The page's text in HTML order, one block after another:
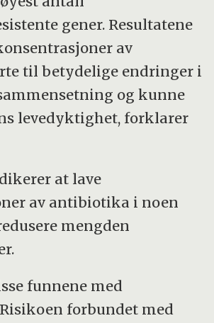
gener. Resultatene
av
til betydelige endringer i
og kunne
levedyktighet, forklarer
at lave
av antibiotika i noen
mengden
funnene med
forbundet med